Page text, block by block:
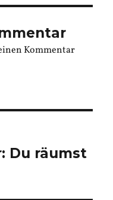
Kommentar
Du räumst